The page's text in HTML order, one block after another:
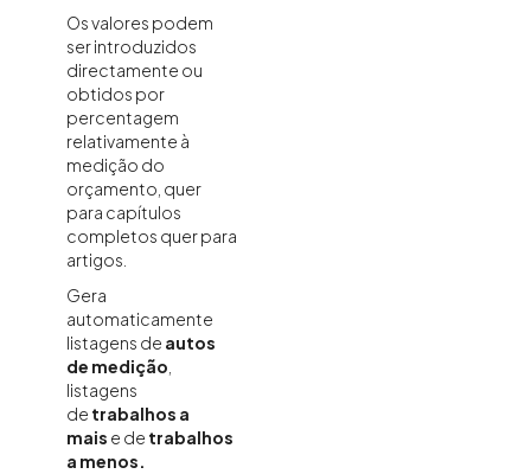
Os valores podem
ser introduzidos
directamente ou
obtidos por
percentagem
relativamente à
medição do
orçamento, quer
para capítulos
completos quer para
artigos.
Gera
automaticamente
listagens de autos
de medição
listagens
de trabalhos a
mais e de trabalhos
a menos.